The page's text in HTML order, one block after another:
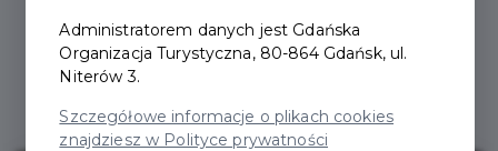
przygotowane na bazie lokalnych przepisów i
Administratorem danych jest Gdańska
Organizacja Turystyczna, 80-864 Gdańsk, ul.
Niterów 3.
Szczegółowe informacje o plikach cookies
znajdziesz w Polityce prywatności